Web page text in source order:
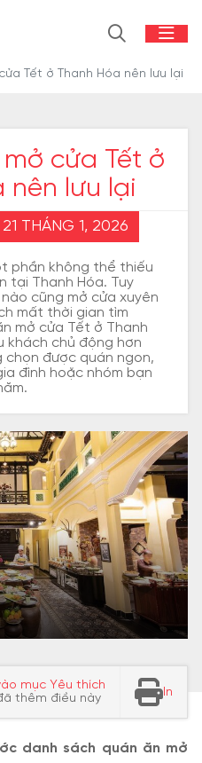
Tết ở Thanh Hóa nên lưu lại
cửa Tết ở
nên lưu lại
THÁNG 1, 2026
phần không thể thiếu
tại Thanh Hóa. Tuy
cũng mở cửa xuyên
mất thời gian tìm
mở cửa Tết ở Thanh
khách chủ động hơn
chọn được quán ngon,
đình hoặc nhóm bạn
mục Yêu thích
thêm điều này
In
danh sách quán ăn mở